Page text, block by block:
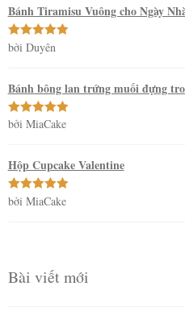
Bánh Tiramisu Vuông cho Ngày
Được xếp
bởi Duyên
Bánh bông lan trứng muối đựng
Được xếp
bởi MiaCake
Hộp Cupcake Valentine
Được xếp
bởi MiaCake
Bài viết mới